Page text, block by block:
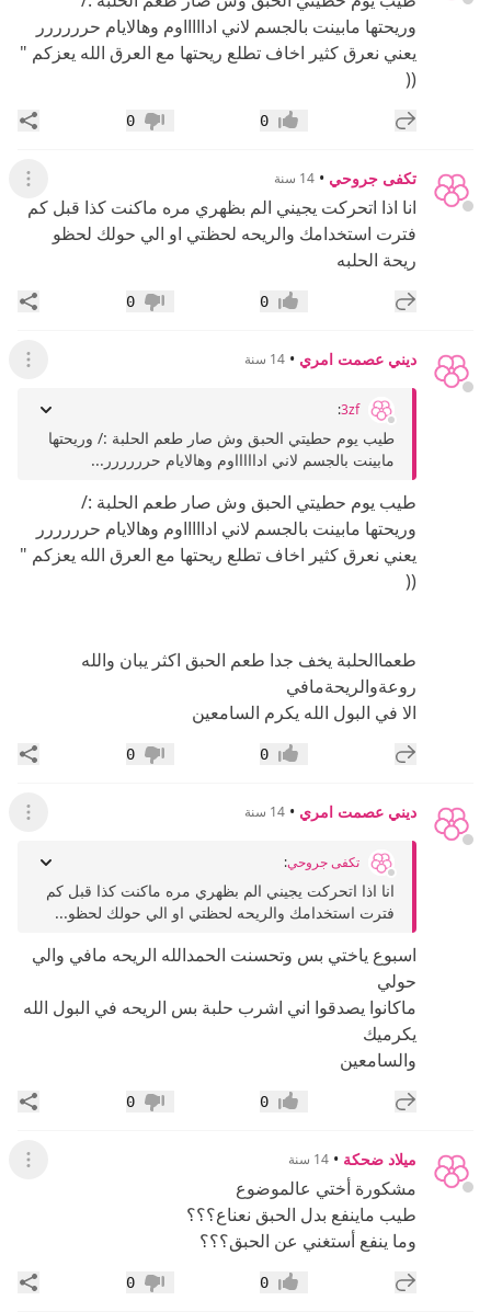
وريحتها مابينت بالجسم لاني اداااااوم وهالايام حرررررر
يعني نعرق كثير اخاف تطلع ريحتها مع العرق الله يعزكم "
((
إضافة رد جديد إعجاب0 عدم إعجاب
0
تكفى جروحي • 14 سنة عرض
انا اذا اتحركت يجيني الم بظهري مره ماكنت كذا قبل كم
فترت استخدامك والريحه لحظتي او الي حولك لحظو
ريحة الحلبه
إضافة رد جديد إعجاب0 عدم إعجاب
0
ديني عصمت امري • 14 سنة عرض
3zf
:
طيب يوم حطيتي الحبق وش صار طعم الحلبة :/ وريحتها
مابينت بالجسم لاني اداااااوم وهالايام حرررررر...
طيب يوم حطيتي الحبق وش صار طعم الحلبة :/
وريحتها مابينت بالجسم لاني اداااااوم وهالايام حرررررر
يعني نعرق كثير اخاف تطلع ريحتها مع العرق الله يعزكم "
((
طعماالحلبة يخف جدا طعم الحبق اكثر يبان والله
روعةوالريحةمافي
الا في البول الله يكرم السامعين
إضافة رد جديد إعجاب0 عدم إعجاب
0
ديني عصمت امري • 14 سنة عرض
تكفى جروحي:
انا اذا اتحركت يجيني الم بظهري مره ماكنت كذا قبل كم
فترت استخدامك والريحه لحظتي او الي حولك لحظو...
اسبوع ياختي بس وتحسنت الحمدالله الريحه مافي والي
حولي
ماكانوا يصدقوا اني اشرب حلبة بس الريحه في البول الله
يكرميك
والسامعين
إضافة رد جديد إعجاب0 عدم إعجاب
0
ميلاد ضحكة • 14 سنة عرض
مشكورة أختي عالموضوع
طيب ماينفع بدل الحبق نعناع؟؟؟
وما ينفع أستغني عن الحبق؟؟؟
إضافة رد جديد إعجاب0 عدم إعجاب
0